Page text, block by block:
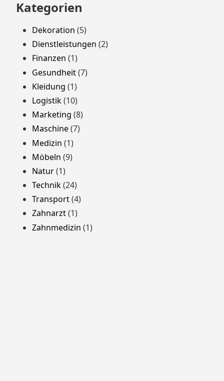
Kategorien
Dekoration (5)
Dienstleistungen (2)
Finanzen (1)
Gesundheit(7)
Kleidung (1)
Logistik(10)
Marketing (8)
Maschine(7)
Medizin (1)
Möbeln (9)
Natur(1)
Technik(24)
Transport(4)
Zahnarzt(1)
Zahnmedizin (1)